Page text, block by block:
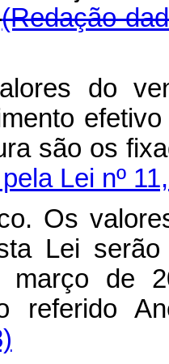
(Redação
do
são os
Lei nº
Os
Lei serão
março de
referido